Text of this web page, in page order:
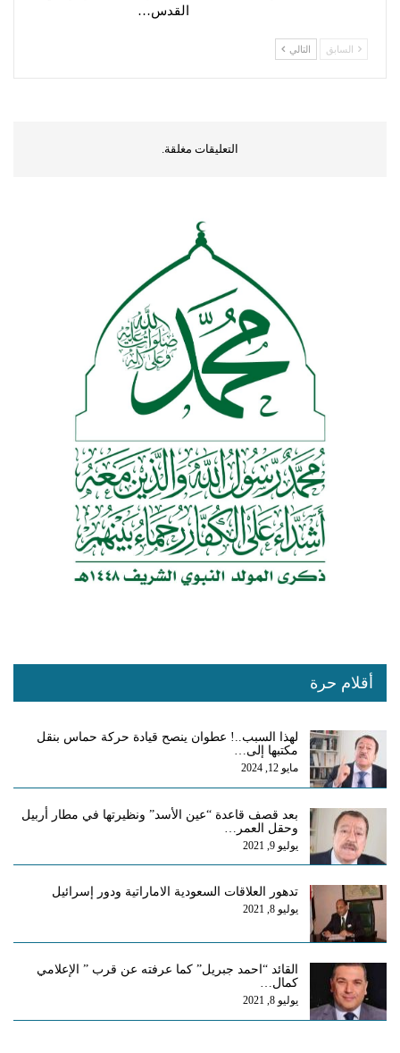
القدس…
السابق التالي
التعليقات مغلقة.
أقلام حرة
لهذا السبب..! عطوان ينصح قيادة حركة حماس بنقل
مكتبها إلى…
مايو 12, 2024
بعد قصف قاعدة “عين الأسد” ونظيرتها في مطار أربيل
وحقل العمر…
يوليو 9, 2021
تدهور العلاقات السعودية الاماراتية ودور إسرائيل
يوليو 8, 2021
القائد “احمد جبريل” كما عرفته عن قرب ” الإعلامي
كمال…
يوليو 8, 2021